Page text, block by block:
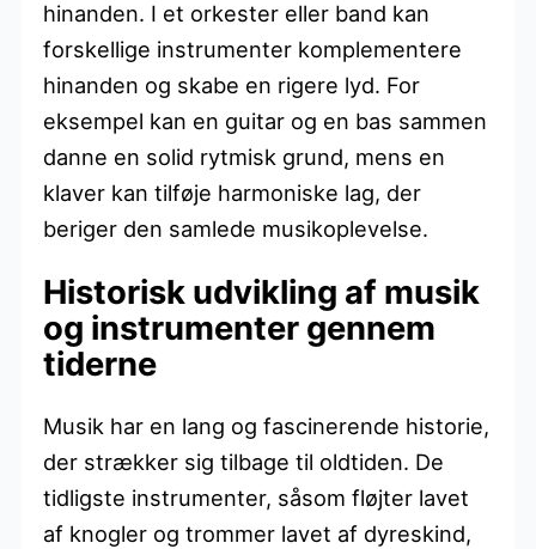
hinanden. I et orkester eller band kan
forskellige instrumenter komplementere
hinanden og skabe en rigere lyd. For
eksempel kan en guitar og en bas sammen
danne en solid rytmisk grund, mens en
klaver kan tilføje harmoniske lag, der
beriger den samlede musikoplevelse.
Historisk udvikling af musik
og instrumenter gennem
tiderne
Musik har en lang og fascinerende historie,
der strækker sig tilbage til oldtiden. De
tidligste instrumenter, såsom fløjter lavet
af knogler og trommer lavet af dyreskind,